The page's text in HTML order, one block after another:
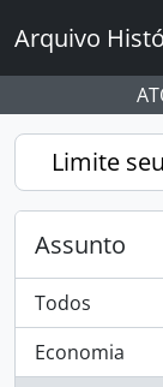
Arquivo
Limite
Assunto
Todos
Economia
, 1 resultados